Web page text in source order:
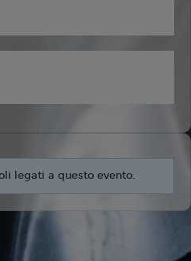
legati a questo evento.